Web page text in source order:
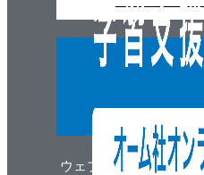
ウェブマガジン